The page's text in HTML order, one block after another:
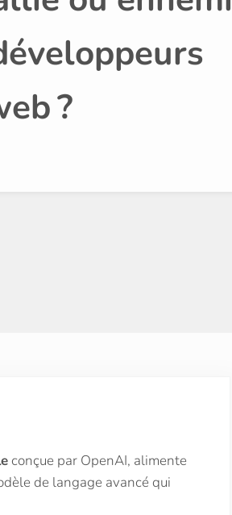
?
conçue par OpenAI, alimente
de langage avancé qui